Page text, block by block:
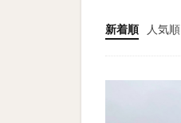
新着順 人気順